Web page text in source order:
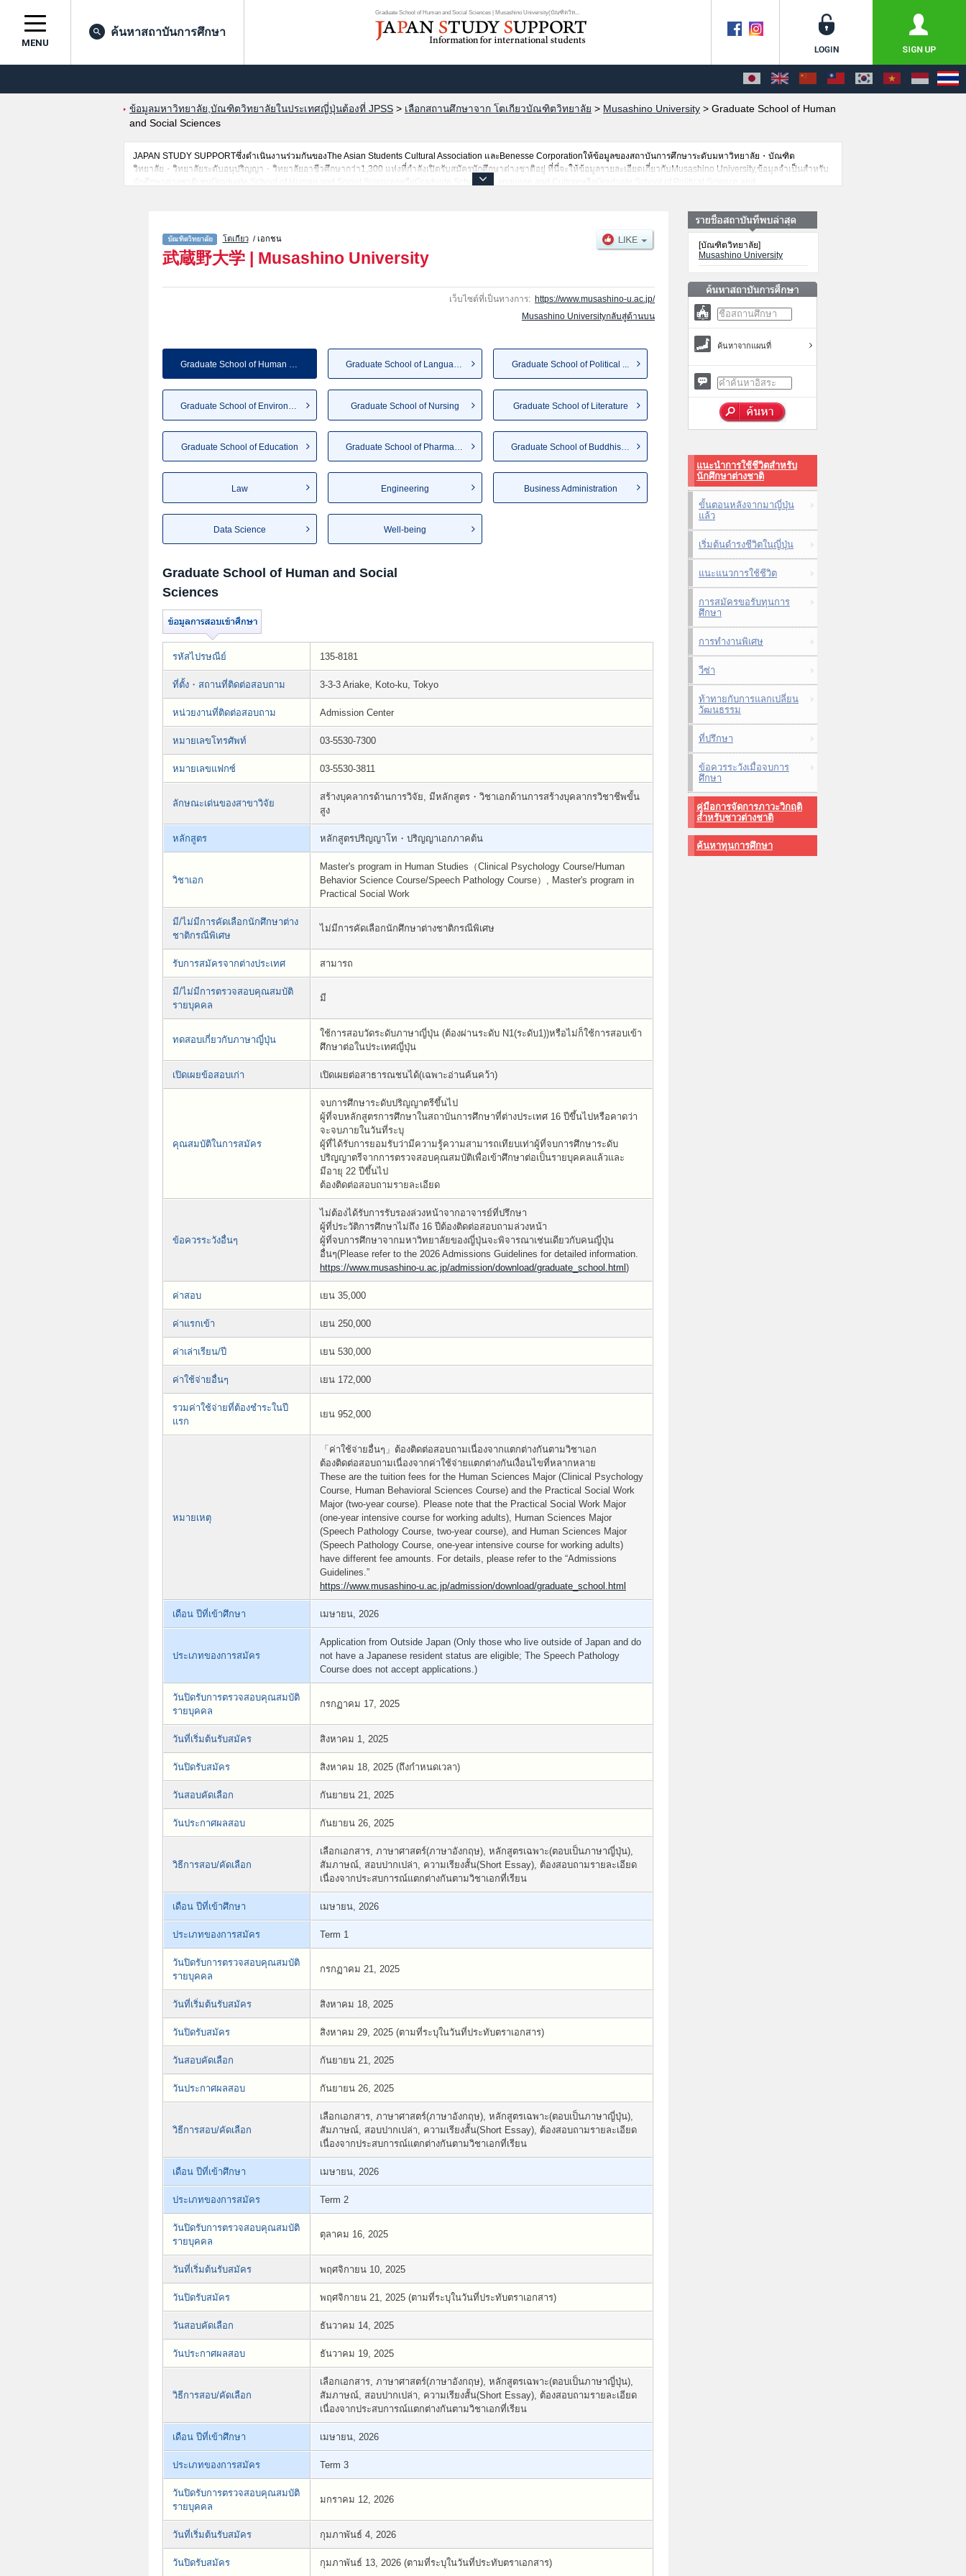
Graduate School of Human and Social Sciences | Musashino University(บัณฑิตวิท...
MENU
ค้นหาสถาบันการศึกษา
ข้อมูลมหาวิทยาลัย,บัณฑิตวิทยาลัยในประเทศญี่ปุ่นต้องที่ JPSS > เลือกสถานศึกษาจาก โตเกียวบัณฑิตวิทยาลัย > Musashino University > Graduate School of Human
and Social Sciences
JAPAN STUDY SUPPORTซึ่งดำเนินงานร่วมกันของThe Asian Students Cultural Association และBenesse Corporationให้ข้อมูลของสถาบันการศึกษาระดับมหาวิทยาลัย・บัณฑิต
วิทยาลัย・วิทยาลัยระดับอนุปริญญา・วิทยาลัยอาชีวศึกษากว่า1,300 แห่งที่กำลังเปิดรับสมัครนักศึกษาต่างชาติอยู่ ที่นี่จะให้ข้อมูลรายละเอียดเกี่ยวกับMusashino University,ข้อมูลจำเป็นสำหรับ
นักศึกษาต่างชาติเช่นGraduate School of Human and Social SciencesหรือGraduate School of Language and CultureหรือGraduate School of Political Science and
สาขาวิจัย,ข้อมูลการสอบคัดเลือกเข้าศึกษาเช่นจำนวนคนที่รับสมัครหรือจำนวนคนที่ผ่านการสอบคัดเลือกเป็นต้น,แนะนำสถานที่,การเดินทางเป็นต้นไว้ด้วยดังนั้นขอเชิญใช้บริการค้นหาข้อมูลตาม
อัธยาศัย
โตเกียว/ เอกชน
武蔵野大学 | Musashino University
เว็บไซต์ที่เป็นทางการ: https://www.musashino-u.ac.jp/
Musashino Universityกลับสู่ด้านบน
Graduate School of Human and ... Graduate School of Language a... Graduate School of Political ...
Graduate School of Nursing Graduate School of Literature
Graduate School of Education Graduate School of Pharmaceut... Graduate School of Buddhist S...
Law Engineering Business Administration
Data Science Well-being
Graduate School of Human and Social
Sciences
รหัสไปรษณีย์ 135-8181
ที่ตั้ง・สถานที่ติดต่อสอบถาม 3-3-3 Ariake, Koto-ku, Tokyo
หน่วยงานที่ติดต่อสอบถาม Admission Center
หมายเลขโทรศัพท์ 03-5530-7300
หมายเลขแฟกซ์ 03-5530-3811
ลักษณะเด่นของสาขาวิจัย
สร้างบุคลากรด้านการวิจัย, มีหลักสูตร・วิชาเอกด้านการสร้างบุคลากรวิชาชีพขั้น
สูง
หลักสูตร หลักสูตรปริญญาโท・ปริญญาเอกภาคต้น
วิชาเอก
Master's program in Human Studies（Clinical Psychology Course/Human
Behavior Science Course/Speech Pathology Course）, Master's program in
Practical Social Work
มี/ไม่มีการคัดเลือกนักศึกษาต่าง
ชาติกรณีพิเศษ
ไม่มีการคัดเลือกนักศึกษาต่างชาติกรณีพิเศษ
รับการสมัครจากต่างประเทศ สามารถ
มี/ไม่มีการตรวจสอบคุณสมบัติ
รายบุคคล
มี
ทดสอบเกี่ยวกับภาษาญี่ปุ่น
ใช้การสอบวัดระดับภาษาญี่ปุ่น (ต้องผ่านระดับ N1(ระดับ1))หรือไม่ก็ใช้การสอบเข้า
ศึกษาต่อในประเทศญี่ปุ่น
เปิดเผยข้อสอบเก่า เปิดเผยต่อสาธารณชนได้(เฉพาะอ่านค้นคว้า)
คุณสมบัติในการสมัคร
จบการศึกษาระดับปริญญาตรีขึ้นไป
ผู้ที่จบหลักสูตรการศึกษาในสถาบันการศึกษาที่ต่างประเทศ 16 ปีขึ้นไปหรือคาดว่า
จะจบภายในวันที่ระบุ
ผู้ที่ได้รับการยอมรับว่ามีความรู้ความสามารถเทียบเท่าผู้ที่จบการศึกษาระดับ
ปริญญาตรีจากการตรวจสอบคุณสมบัติเพื่อเข้าศึกษาต่อเป็นรายบุคคลแล้วและ
มีอายุ 22 ปีขึ้นไป
ต้องติดต่อสอบถามรายละเอียด
ข้อควรระวังอื่นๆ
ไม่ต้องได้รับการรับรองล่วงหน้าจากอาจารย์ที่ปรึกษา
ผู้ที่ประวัติการศึกษาไม่ถึง 16 ปีต้องติดต่อสอบถามล่วงหน้า
ผู้ที่จบการศึกษาจากมหาวิทยาลัยของญี่ปุ่นจะพิจารณาเช่นเดียวกับคนญี่ปุ่น
อื่นๆ(Please refer to the 2026 Admissions Guidelines for detailed information.
https://www.musashino-u.ac.jp/admission/download/graduate_school.html )
ค่าสอบ เยน 35,000
ค่าแรกเข้า เยน 250,000
ค่าเล่าเรียน/ปี เยน 530,000
ค่าใช้จ่ายอื่นๆ เยน 172,000
รวมค่าใช้จ่ายที่ต้องชำระในปี
แรก
เยน 952,000
หมายเหตุ
「ค่าใช้จ่ายอื่นๆ」ต้องติดต่อสอบถามเนื่องจากแตกต่างกันตามวิชาเอก
ต้องติดต่อสอบถามเนื่องจากค่าใช้จ่ายแตกต่างกันเงื่อนไขที่หลากหลาย
These are the tuition fees for the Human Sciences Major (Clinical Psychology
Course, Human Behavioral Sciences Course) and the Practical Social Work
Major (two-year course). Please note that the Practical Social Work Major
(one-year intensive course for working adults), Human Sciences Major
(Speech Pathology Course, two-year course), and Human Sciences Major
(Speech Pathology Course, one-year intensive course for working adults)
have different fee amounts. For details, please refer to the “Admissions
Guidelines.”
https://www.musashino-u.ac.jp/admission/download/graduate_school.html
เดือน ปีที่เข้าศึกษา เมษายน, 2026
ประเภทของการสมัคร
Application from Outside Japan (Only those who live outside of Japan and do
not have a Japanese resident status are eligible; The Speech Pathology
Course does not accept applications.)
วันปิดรับการตรวจสอบคุณสมบัติ
รายบุคคล
กรกฏาคม 17, 2025
วันที่เริ่มต้นรับสมัคร สิงหาคม 1, 2025
วันปิดรับสมัคร สิงหาคม 18, 2025 (ถึงกำหนดเวลา)
วันสอบคัดเลือก กันยายน 21, 2025
วันประกาศผลสอบ กันยายน 26, 2025
วิธีการสอบ/คัดเลือก
เลือกเอกสาร, ภาษาศาสตร์(ภาษาอังกฤษ), หลักสูตรเฉพาะ(ตอบเป็นภาษาญี่ปุ่น),
สัมภาษณ์, สอบปากเปล่า, ความเรียงสั้น(Short Essay), ต้องสอบถามรายละเอียด
เนื่องจากประสบการณ์แตกต่างกันตามวิชาเอกที่เรียน
เดือน ปีที่เข้าศึกษา เมษายน, 2026
ประเภทของการสมัคร Term 1
วันปิดรับการตรวจสอบคุณสมบัติ
รายบุคคล
กรกฏาคม 21, 2025
วันที่เริ่มต้นรับสมัคร สิงหาคม 18, 2025
วันปิดรับสมัคร สิงหาคม 29, 2025 (ตามที่ระบุในวันที่ประทับตราเอกสาร)
วันสอบคัดเลือก กันยายน 21, 2025
วันประกาศผลสอบ กันยายน 26, 2025
วิธีการสอบ/คัดเลือก
เลือกเอกสาร, ภาษาศาสตร์(ภาษาอังกฤษ), หลักสูตรเฉพาะ(ตอบเป็นภาษาญี่ปุ่น),
สัมภาษณ์, สอบปากเปล่า, ความเรียงสั้น(Short Essay), ต้องสอบถามรายละเอียด
เนื่องจากประสบการณ์แตกต่างกันตามวิชาเอกที่เรียน
เดือน ปีที่เข้าศึกษา เมษายน, 2026
ประเภทของการสมัคร Term 2
วันปิดรับการตรวจสอบคุณสมบัติ
รายบุคคล
ตุลาคม 16, 2025
วันที่เริ่มต้นรับสมัคร พฤศจิกายน 10, 2025
วันปิดรับสมัคร พฤศจิกายน 21, 2025 (ตามที่ระบุในวันที่ประทับตราเอกสาร)
วันสอบคัดเลือก ธันวาคม 14, 2025
วันประกาศผลสอบ ธันวาคม 19, 2025
วิธีการสอบ/คัดเลือก
เลือกเอกสาร, ภาษาศาสตร์(ภาษาอังกฤษ), หลักสูตรเฉพาะ(ตอบเป็นภาษาญี่ปุ่น),
สัมภาษณ์, สอบปากเปล่า, ความเรียงสั้น(Short Essay), ต้องสอบถามรายละเอียด
เนื่องจากประสบการณ์แตกต่างกันตามวิชาเอกที่เรียน
เดือน ปีที่เข้าศึกษา เมษายน, 2026
ประเภทของการสมัคร Term 3
วันปิดรับการตรวจสอบคุณสมบัติ
รายบุคคล
มกราคม 12, 2026
วันที่เริ่มต้นรับสมัคร กุมภาพันธ์ 4, 2026
วันปิดรับสมัคร กุมภาพันธ์ 13, 2026 (ตามที่ระบุในวันที่ประทับตราเอกสาร)
[บัณฑิตวิทยาลัย]
Musashino University
ค้นหาจากแผนที่
แนะนำการใช้ชีวิตสำหรับ
นักศึกษาต่างชาติ
ขั้นตอนหลังจากมาญี่ปุ่น
แล้ว
เริ่มต้นดำรงชีวิตในญี่ปุ่น
แนะแนวการใช้ชีวิต
การสมัครขอรับทุนการ
ศึกษา
การทำงานพิเศษ
วีซ่า
ท้าทายกับการแลกเปลี่ยน
วัฒนธรรม
ที่ปรึกษา
ข้อควรระวังเมื่อจบการ
ศึกษา
คู่มือการจัดการภาวะวิกฤติ
สำหรับชาวต่างชาติ
ค้นหาทุนการศึกษา